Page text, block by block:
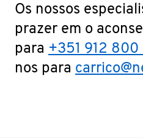
Os nossos
prazer em o
para +351 912 800
nos para